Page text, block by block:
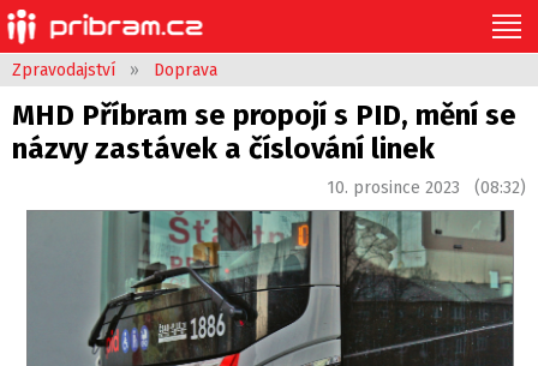
Zpravodajství » Doprava
MHD Příbram se propojí s PID, mění se
názvy zastávek a číslování linek
10. prosince 2023 (08:32)